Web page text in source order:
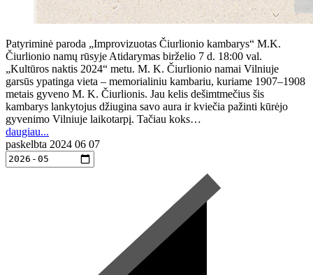
Patyriminė paroda „Improvizuotas Čiurlionio kambarys“ M.K.
Čiurlionio namų rūsyje Atidarymas birželio 7 d. 18:00 val.
„Kultūros naktis 2024“ metu. M. K. Čiurlionio namai Vilniuje
garsūs ypatinga vieta – memorialiniu kambariu, kuriame 1907–1908
metais gyveno M. K. Čiurlionis. Jau kelis dešimtmečius šis
kambarys lankytojus džiugina savo aura ir kviečia pažinti kūrėjo
gyvenimo Vilniuje laikotarpį. Tačiau koks…
daugiau...
paskelbta 2024 06 07